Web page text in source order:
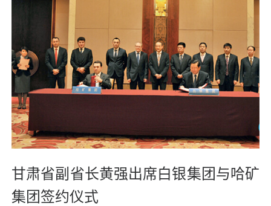
甘肃省副省长黄强出席白银集团与哈矿
集团签约仪式